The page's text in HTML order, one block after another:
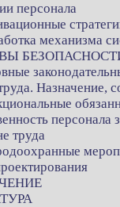
персонала
механизма
Назначение,
труда